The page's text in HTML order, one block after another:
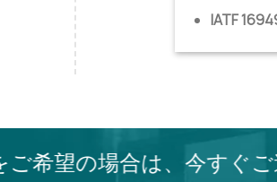
IATF
希望の場合は、今すぐご